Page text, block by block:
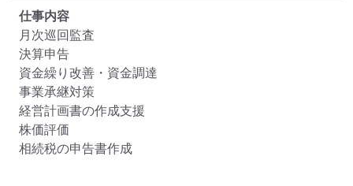
仕事内容
月次巡回監査
決算申告
資金繰り改善・資金調達
事業承継対策
経営計画書の作成支援
株価評価
相続税の申告書作成